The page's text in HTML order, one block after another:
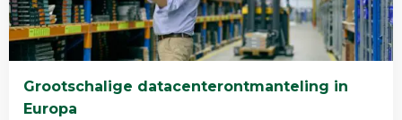
Grootschalige datacenterontmanteling in
Europa